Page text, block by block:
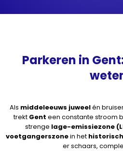
Parkeren in
Als middeleeuws juweelén
trekt Gent een constante stroom
strenge lage-emissiezone
voetgangerszonein het
er schaars,